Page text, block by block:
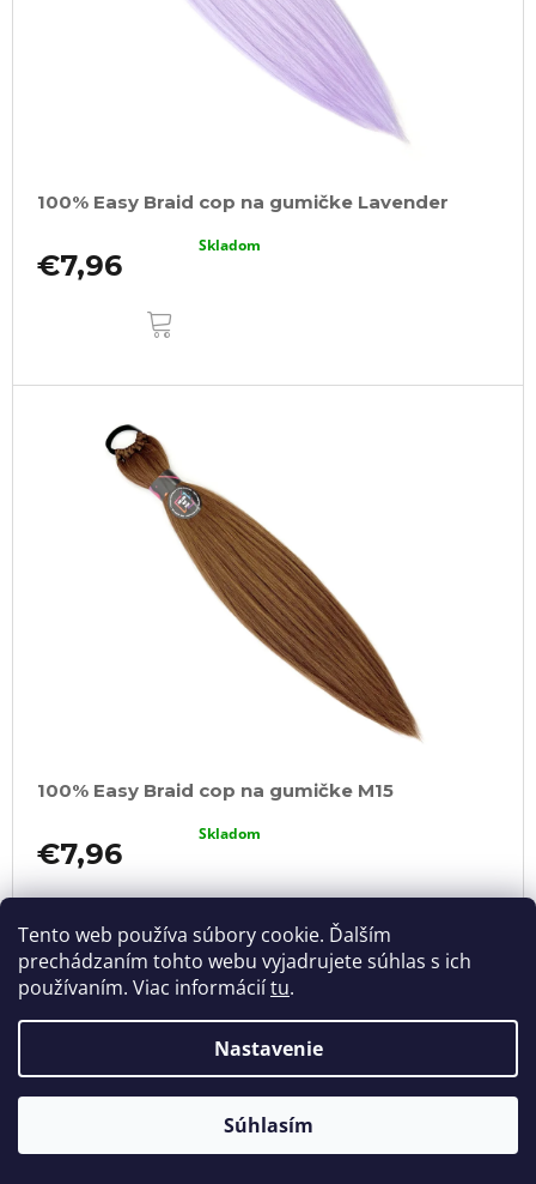
Tento web používa súbory cookie. Ďalším
prechádzaním tohto webu vyjadrujete súhlas s ich
používaním. Viac informáciítu.
Nastavenie
Súhlasím
100% Easy Braid cop na gumičke Lavender
€7,96
Skladom
100% Easy Braid cop na gumičke M15
€7,96
DO
Skladom
NOVINKA